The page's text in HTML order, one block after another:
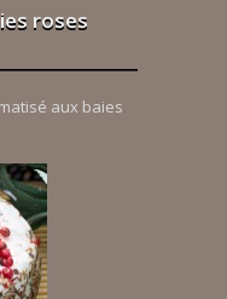
roses
aux baies